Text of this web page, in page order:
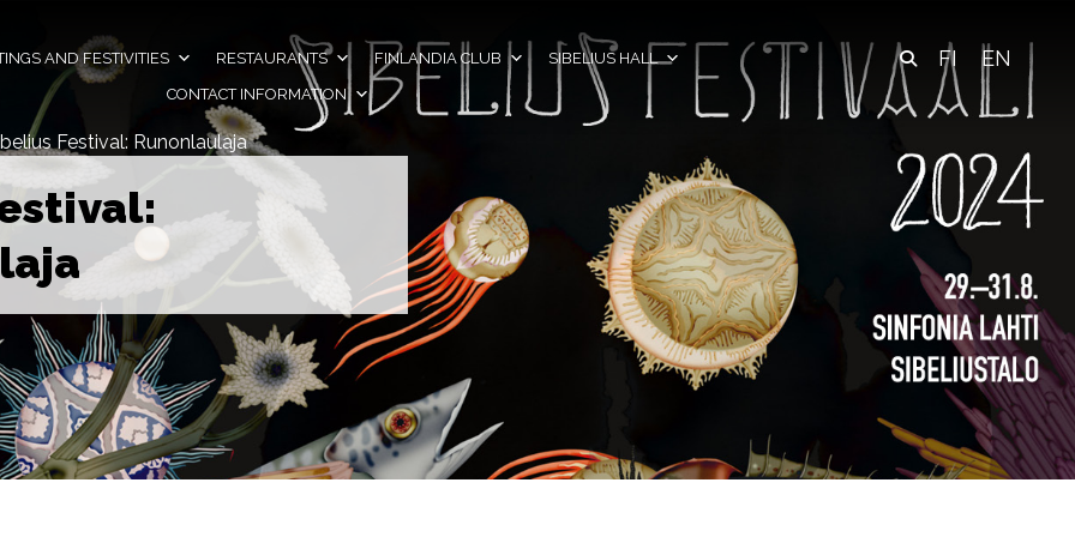
AND FESTIVITIES RESTAURANTS FINLANDIA CLUB
SIBELIUS HALL
CONTACT INFORMATION
FI EN
Festival: Runonlaulaja